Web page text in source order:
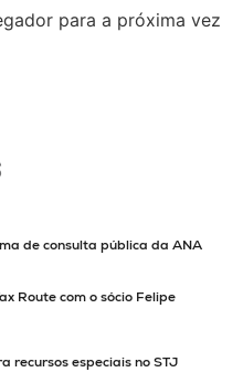
para a próxima vez
de consulta pública da ANA
Route com o sócio Felipe
recursos especiais no STJ